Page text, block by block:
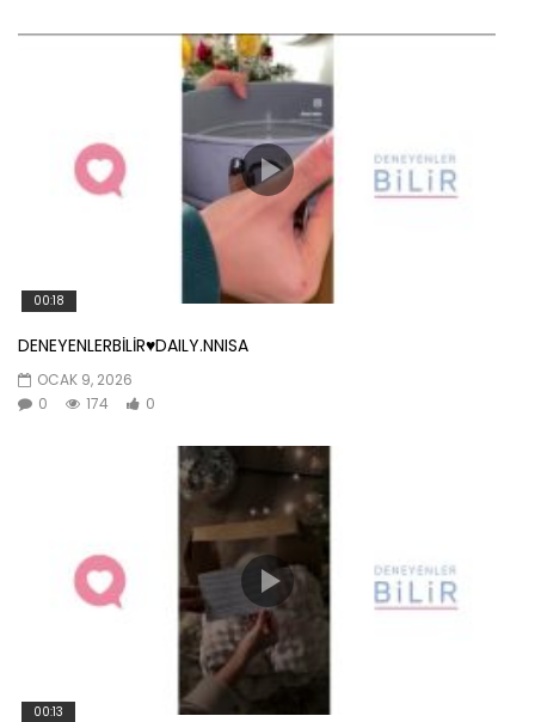
00:18
DENEYENLERBİLİR♥️DAILY.NNISA
OCAK 9, 2026
0
174 0
00:13